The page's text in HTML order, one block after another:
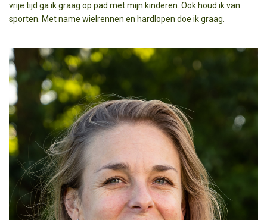
vrije tijd ga ik graag op pad met mijn kinderen. Ook houd ik van
sporten. Met name wielrennen en hardlopen doe ik graag.